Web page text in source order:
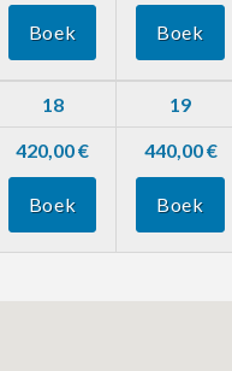
Boek Boek
18 19
420,00 €
Boek
440,00 €
Boek